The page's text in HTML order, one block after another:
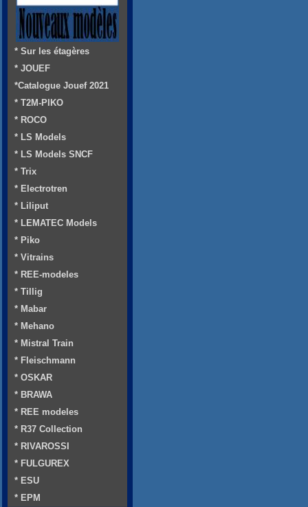
* Sur les étagères
* JOUEF
*Catalogue Jouef 2021
* T2M-PIKO
* ROCO
* LS Models
* LS Models SNCF
* Trix
* Electrotren
* Liliput
* LEMATEC Models
* Piko
* Vitrains
* REE-modeles
* Tillig
* Mabar
* Mehano
* Mistral Train
* Fleischmann
* OSKAR
* BRAWA
* REE modeles
* R37 Collection
* RIVAROSSI
* FULGUREX
* ESU
* EPM